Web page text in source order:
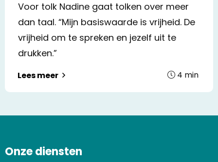
Voor tolk Nadine gaat tolken over meer
dan taal. “Mijn basiswaarde is vrijheid. De
vrijheid om te spreken en jezelf uit te
drukken.”
Lees meer 4 min
Onze diensten